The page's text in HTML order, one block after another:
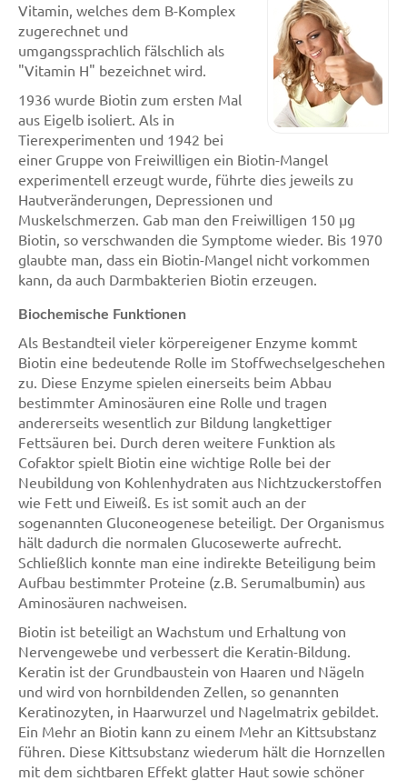
Vitamin, welches dem B-Komplex
zugerechnet und
umgangssprachlich fälschlich als
"Vitamin H" bezeichnet wird.
1936 wurde Biotin zum ersten Mal
aus Eigelb isoliert. Als in
Tierexperimenten und 1942 bei
einer Gruppe von Freiwilligen ein Biotin-Mangel
experimentell erzeugt wurde, führte dies jeweils zu
Hautveränderungen, Depressionen und
Muskelschmerzen. Gab man den Freiwilligen 150 µg
Biotin, so verschwanden die Symptome wieder. Bis 1970
glaubte man, dass ein Biotin-Mangel nicht vorkommen
kann, da auch Darmbakterien Biotin erzeugen.
Biochemische Funktionen
Als Bestandteil vieler körpereigener Enzyme kommt
Biotin eine bedeutende Rolle im Stoffwechselgeschehen
zu. Diese Enzyme spielen einerseits beim Abbau
bestimmter Aminosäuren eine Rolle und tragen
andererseits wesentlich zur Bildung langkettiger
Fettsäuren bei. Durch deren weitere Funktion als
Cofaktor spielt Biotin eine wichtige Rolle bei der
Neubildung von Kohlenhydraten aus Nichtzuckerstoffen
wie Fett und Eiweiß. Es ist somit auch an der
sogenannten Gluconeogenese beteiligt. Der Organismus
hält dadurch die normalen Glucosewerte aufrecht.
Schließlich konnte man eine indirekte Beteiligung beim
Aufbau bestimmter Proteine (z.B. Serumalbumin) aus
Aminosäuren nachweisen.
Biotin ist beteiligt an Wachstum und Erhaltung von
Nervengewebe und verbessert die Keratin-Bildung.
Keratin ist der Grundbaustein von Haaren und Nägeln
und wird von hornbildenden Zellen, so genannten
Keratinozyten, in Haarwurzel und Nagelmatrix gebildet.
Ein Mehr an Biotin kann zu einem Mehr an Kittsubstanz
führen. Diese Kittsubstanz wiederum hält die Hornzellen
mit dem sichtbaren Effekt glatter Haut sowie schöner